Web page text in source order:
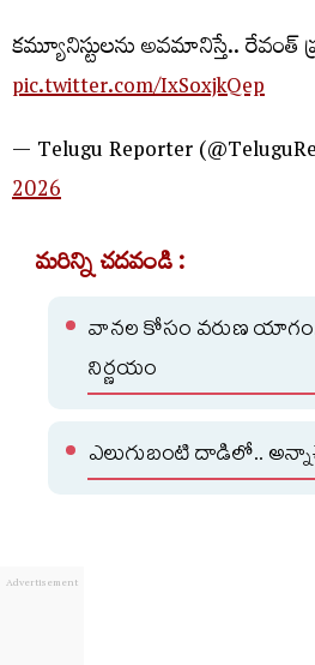
క‌మ్యూనిస్టుల‌ను అవ‌మానిస్తే.. రేవంత్
pic.twitter.com/IxSoxjkQep
— Telugu Reporter
2026
మరిన్ని చదవండి :
వానల కోసం వరుణ
నిర్ణయం
ఎలుగుబంటి దాడిలో..